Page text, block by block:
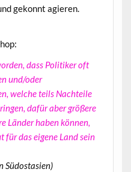
gekonnt agieren.
dass Politiker oft
und/oder
welche teils Nachteile
dafür aber größere
Länder haben können,
für das eigene Land sein
Südostasien)